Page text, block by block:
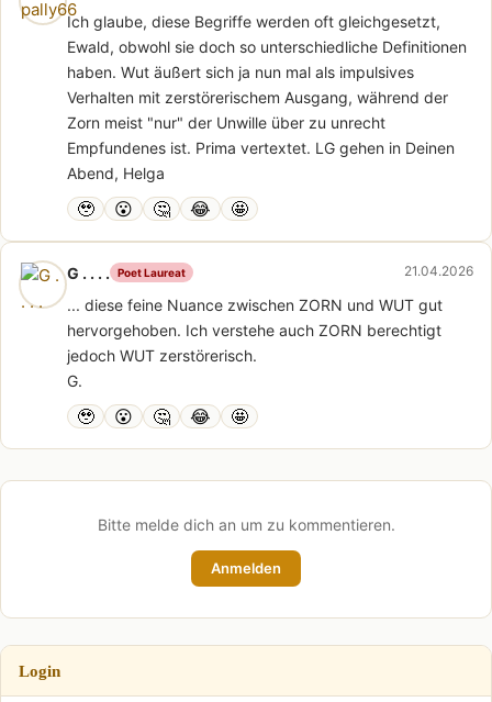
Ich glaube, diese Begriffe werden oft gleichgesetzt,
Ewald, obwohl sie doch so unterschiedliche Definitionen
haben. Wut äußert sich ja nun mal als impulsives
Verhalten mit zerstörerischem Ausgang, während der
Zorn meist "nur" der Unwille über zu unrecht
Empfundenes ist. Prima vertextet. LG gehen in Deinen
Abend, Helga
🥹 😮 🤔 😂 🤩
G . . . . Poet Laureat 21.04.2026
... diese feine Nuance zwischen ZORN und WUT gut
hervorgehoben. Ich verstehe auch ZORN berechtigt
jedoch WUT zerstörerisch.
G.
🥹 😮 🤔 😂 🤩
Bitte melde dich an um zu kommentieren.
Anmelden
Login